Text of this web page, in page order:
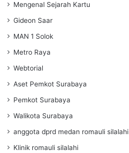
Mengenal Sejarah Kartu
Gideon Saar
MAN 1 Solok
Metro Raya
Webtorial
Aset Pemkot Surabaya
Pemkot Surabaya
Walikota Surabaya
anggota dprd medan romauli silalahi
Klinik romauli silalahi